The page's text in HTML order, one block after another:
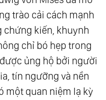
trào cải cách mạnh
chứng kiến, khuynh
chỉ bó hẹp trong
ủng hộ bởi người
tín ngưỡng và nền
một quan niệm lạ kỳ